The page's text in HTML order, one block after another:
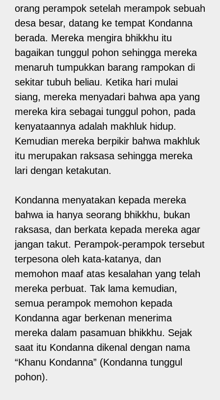
orang perampok setelah merampok sebuah
desa besar, datang ke tempat Kondanna
berada. Mereka mengira bhikkhu itu
bagaikan tunggul pohon sehingga mereka
menaruh tumpukkan barang rampokan di
sekitar tubuh beliau. Ketika hari mulai
siang, mereka menyadari bahwa apa yang
mereka kira sebagai tunggul pohon, pada
kenyataannya adalah makhluk hidup.
Kemudian mereka berpikir bahwa makhluk
itu merupakan raksasa sehingga mereka
lari dengan ketakutan.
Kondanna menyatakan kepada mereka
bahwa ia hanya seorang bhikkhu, bukan
raksasa, dan berkata kepada mereka agar
jangan takut. Perampok-perampok tersebut
terpesona oleh kata-katanya, dan
memohon maaf atas kesalahan yang telah
mereka perbuat. Tak lama kemudian,
semua perampok memohon kepada
Kondanna agar berkenan menerima
mereka dalam pasamuan bhikkhu. Sejak
saat itu Kondanna dikenal dengan nama
“Khanu Kondanna” (Kondanna tunggul
pohon).